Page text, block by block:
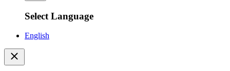
Select Language
English